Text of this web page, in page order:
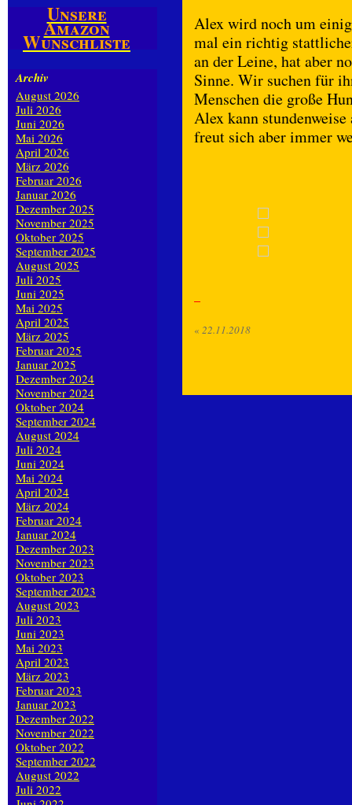
Alex wird noch um
mal ein richtig
an der Leine, hat aber
Sinne. Wir suchen für
Menschen die große
Alex kann
freut sich aber immer
« 22.11.2018
Unsere
Amazon
Wunschliste
Archiv
August 2026
Juli 2026
Juni 2026
Mai 2026
April 2026
März 2026
Februar 2026
Januar 2026
Dezember 2025
November 2025
Oktober 2025
September 2025
August 2025
Juli 2025
Juni 2025
Mai 2025
April 2025
März 2025
Februar 2025
Januar 2025
Dezember 2024
November 2024
Oktober 2024
September 2024
August 2024
Juli 2024
Juni 2024
Mai 2024
April 2024
März 2024
Februar 2024
Januar 2024
Dezember 2023
November 2023
Oktober 2023
September 2023
August 2023
Juli 2023
Juni 2023
Mai 2023
April 2023
März 2023
Februar 2023
Januar 2023
Dezember 2022
November 2022
Oktober 2022
September 2022
August 2022
Juli 2022